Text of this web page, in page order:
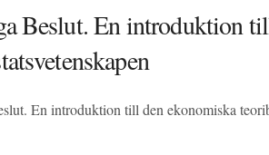
Beslut. En introduktion
En introduktion till den ekonomiska